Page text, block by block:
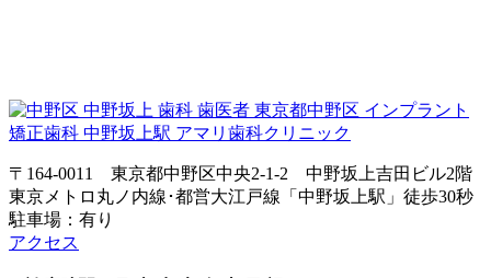
〒164-0011 東京都中野区中央2-1-2 中野坂上吉田ビル2階
東京メトロ丸ノ内線･都営大江戸線「中野坂上駅」徒歩30秒
駐車場：有り
アクセス